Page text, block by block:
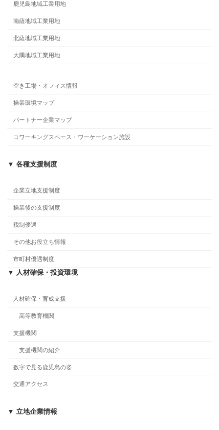
鹿児島地域工業用地
南薩地域工業用地
北薩地域工業用地
大隅地域工業用地
空き工場・オフィス情報
操業環境マップ
パートナー企業マップ
コワーキングスペース・ワーケーション施設
▼ 各種支援制度
企業立地支援制度
操業後の支援制度
税制優遇
その他お役立ち情報
市町村優遇制度
▼ 人材確保・投資環境
人材確保・育成支援
高等教育機関
支援機関
支援機関の紹介
数字で見る鹿児島の姿
交通アクセス
▼ 立地企業情報